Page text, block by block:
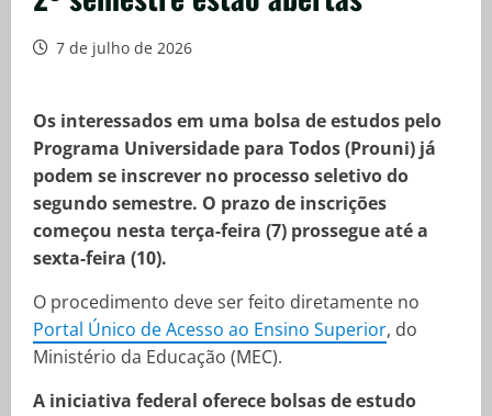
7 de julho de 2026
Os interessados em uma bolsa de estudos pelo
Programa Universidade para Todos (Prouni) já
podem se inscrever no processo seletivo do
segundo semestre. O prazo de inscrições
começou nesta terça-feira (7) prossegue até a
sexta-feira (10).
O procedimento deve ser feito diretamente no
Portal Único de Acesso ao Ensino Superior, do
Ministério da Educação (MEC).
A iniciativa federal oferece bolsas de estudo